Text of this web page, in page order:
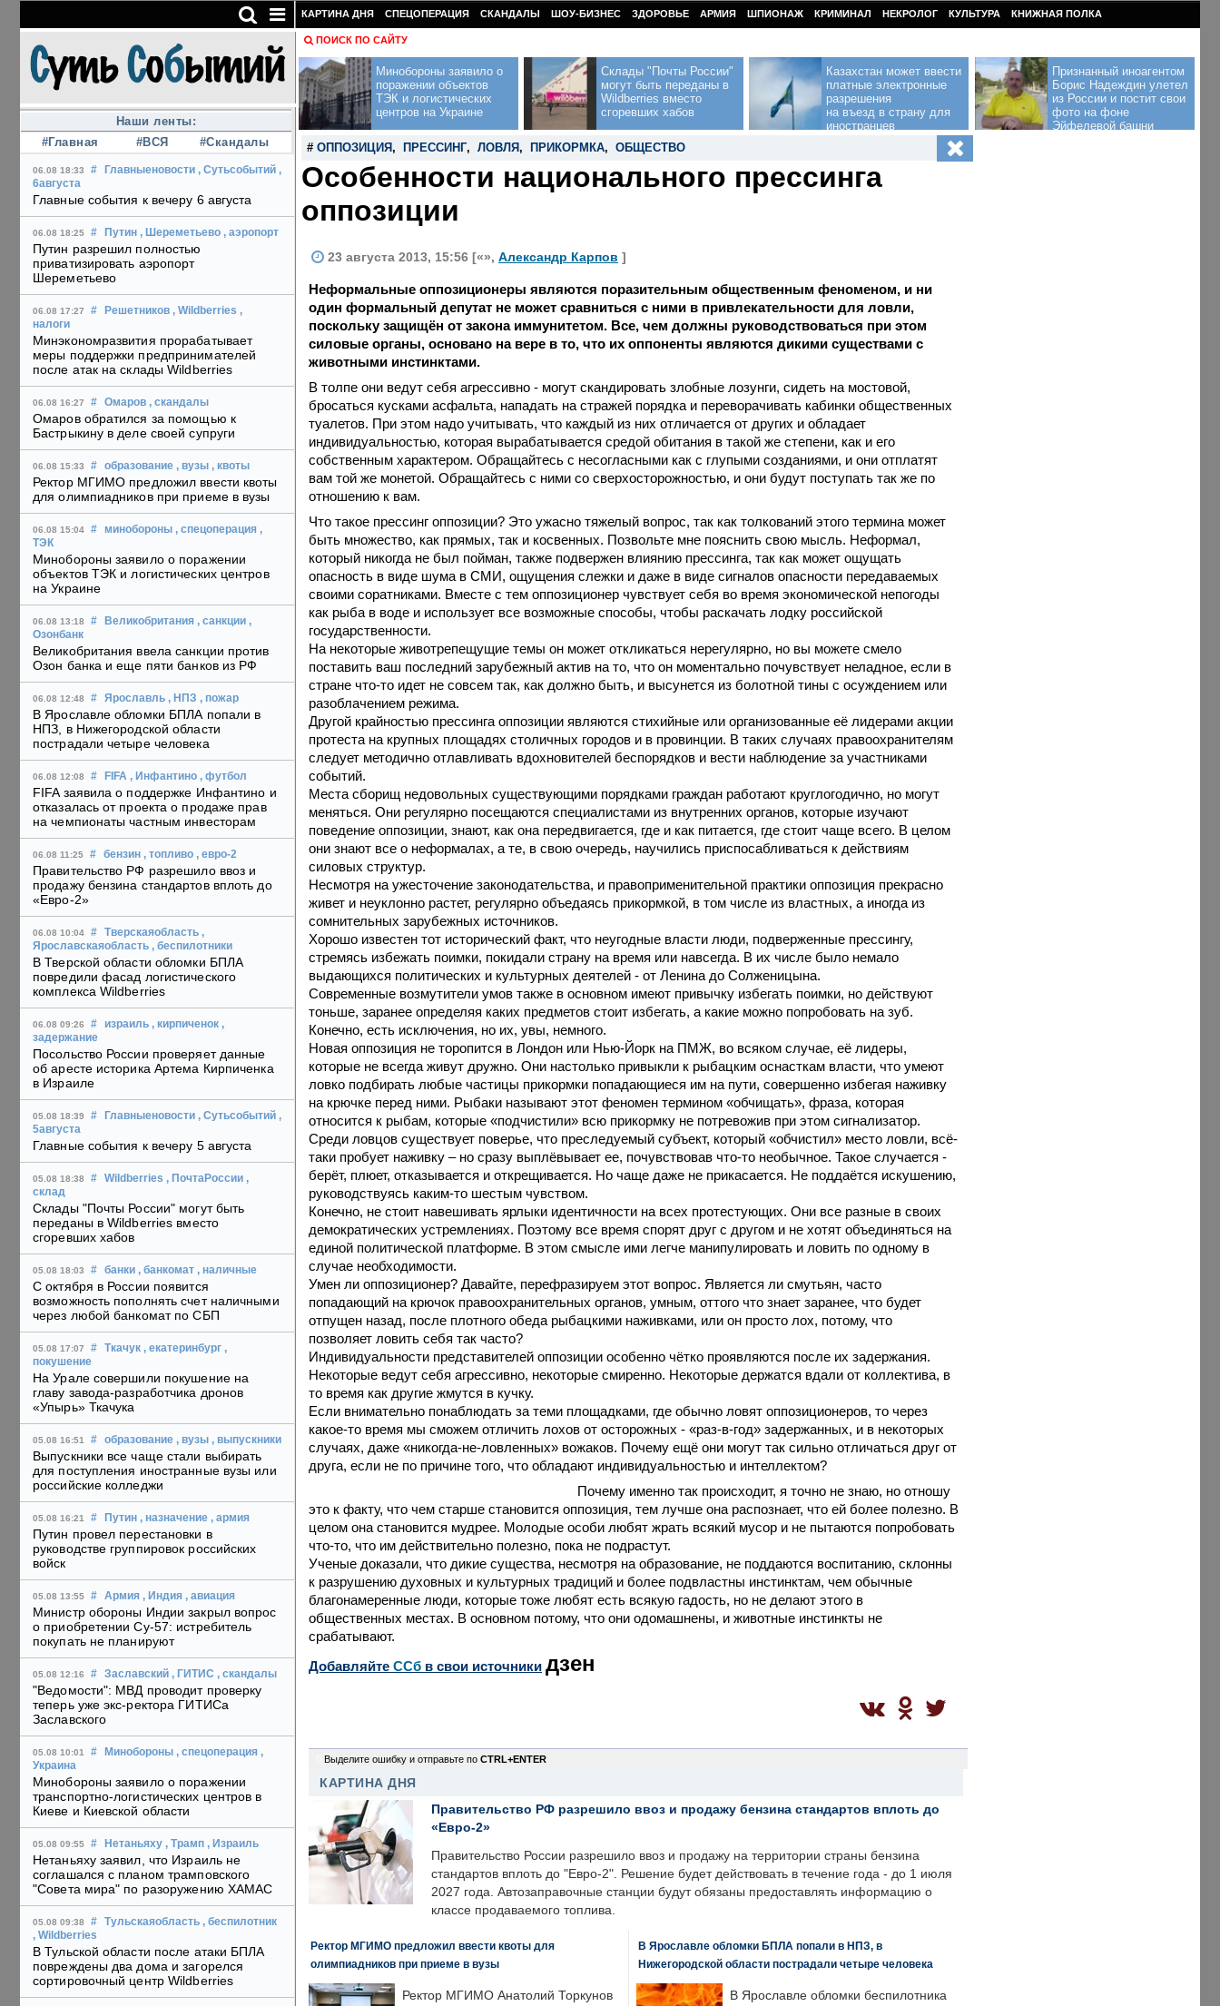
Наши ленты:
#Главная
#ВСЯ #Скандалы
06.08 18:33 # Главныеновости , Сутьсобытий ,
6августа
Главные события к вечеру 6 августа
06.08 18:25 # Путин , Шереметьево , аэропорт
Путин разрешил полностью
приватизировать аэропорт
Шереметьево
06.08 17:27 # Решетников , Wildberries ,
налоги
Минэкономразвития прорабатывает
меры поддержки предпринимателей
после атак на склады Wildberries
06.08 16:27 # Омаров , скандалы
Омаров обратился за помощью к
Бастрыкину в деле своей супруги
06.08 15:33 # образование , вузы , квоты
Ректор МГИМО предложил ввести квоты
для олимпиадников при приеме в вузы
06.08 15:04 # минобороны , спецоперация ,
ТЭК
Минобороны заявило о поражении
объектов ТЭК и логистических центров
на Украине
06.08 13:18 # Великобритания , санкции ,
Озонбанк
Великобритания ввела санкции против
Озон банка и еще пяти банков из РФ
06.08 12:48 # Ярославль , НПЗ , пожар
В Ярославле обломки БПЛА попали в
НПЗ, в Нижегородской области
пострадали четыре человека
06.08 12:08 # FIFA , Инфантино , футбол
FIFA заявила о поддержке Инфантино и
отказалась от проекта о продаже прав
на чемпионаты частным инвесторам
06.08 11:25 # бензин , топливо , евро-2
Правительство РФ разрешило ввоз и
продажу бензина стандартов вплоть до
«Евро-2»
06.08 10:04 # Тверскаяобласть ,
Ярославскаяобласть , беспилотники
В Тверской области обломки БПЛА
повредили фасад логистического
комплекса Wildberries
06.08 09:26 # израиль , кирпиченок ,
задержание
Посольство России проверяет данные
об аресте историка Артема Кирпиченка
в Израиле
05.08 18:39 # Главныеновости , Сутьсобытий ,
5августа
Главные события к вечеру 5 августа
05.08 18:38 # Wildberries , ПочтаРоссии ,
склад
Склады "Почты России" могут быть
переданы в Wildberries вместо
сгоревших хабов
05.08 18:03 # банки , банкомат , наличные
С октября в России появится
возможность пополнять счет наличными
через любой банкомат по СБП
05.08 17:07 # Ткачук , екатеринбург ,
покушение
На Урале совершили покушение на
главу завода-разработчика дронов
«Упырь» Ткачука
05.08 16:51 # образование , вузы , выпускники
Выпускники все чаще стали выбирать
для поступления иностранные вузы или
российские колледжи
05.08 16:21 # Путин , назначение , армия
Путин провел перестановки в
руководстве группировок российских
войск
05.08 13:55 # Армия , Индия , авиация
Министр обороны Индии закрыл вопрос
о приобретении Су-57: истребитель
покупать не планируют
05.08 12:16 # Заславский , ГИТИС , скандалы
"Ведомости": МВД проводит проверку
теперь уже экс-ректора ГИТИСа
Заславского
05.08 10:01 # Минобороны , спецоперация ,
Украина
Минобороны заявило о поражении
транспортно-логистических центров в
Киеве и Киевской области
05.08 09:55 # Нетаньяху , Трамп , Израиль
Нетаньяху заявил, что Израиль не
соглашался с планом трамповского
"Совета мира" по разоружению ХАМАС
05.08 09:38 # Тульскаяобласть , беспилотник
, Wildberries
В Тульской области после атаки БПЛА
повреждены два дома и загорелся
сортировочный центр Wildberries
КАРТИНА ДНЯ СПЕЦОПЕРАЦИЯ СКАНДАЛЫ ШОУ-БИЗНЕС ЗДОРОВЬЕ АРМИЯ ШПИОНАЖ КРИМИНАЛ НЕКРОЛОГ КУЛЬТУРА КНИЖНАЯ ПОЛКА
ПОИСК ПО САЙТУ
Минобороны заявило о
поражении объектов
ТЭК и логистических
центров на Украине
Склады "Почты России"
могут быть переданы в
Wildberries вместо
сгоревших хабов
Казахстан может ввести
платные электронные
разрешения
на въезд в страну для
иностранцев
Признанный иноагентом
Борис Надеждин улетел
из России и постит свои
фото на фоне
Эйфелевой башни
# ОППОЗИЦИЯ , ПРЕССИНГ, ЛОВЛЯ , ПРИКОРМКА, ОБЩЕСТВО
Особенности национального прессинга
оппозиции
23 августа 2013, 15:56 [«», Александр Карпов ]
Неформальные оппозиционеры являются поразительным общественным феноменом, и ни
один формальный депутат не может сравниться с ними в привлекательности для ловли,
поскольку защищён от закона иммунитетом. Все, чем должны руководствоваться при этом
силовые органы, основано на вере в то, что их оппоненты являются дикими существами с
животными инстинктами.
В толпе они ведут себя агрессивно - могут скандировать злобные лозунги, сидеть на мостовой,
бросаться кусками асфальта, нападать на стражей порядка и переворачивать кабинки общественных
туалетов. При этом надо учитывать, что каждый из них отличается от других и обладает
индивидуальностью, которая вырабатывается средой обитания в такой же степени, как и его
собственным характером. Обращайтесь с несогласными как с глупыми созданиями, и они отплатят
вам той же монетой. Обращайтесь с ними со сверхосторожностью, и они будут поступать так же по
отношению к вам.
Что такое прессинг оппозиции? Это ужасно тяжелый вопрос, так как толкований этого термина может
быть множество, как прямых, так и косвенных. Позвольте мне пояснить свою мысль. Неформал,
который никогда не был пойман, также подвержен влиянию прессинга, так как может ощущать
опасность в виде шума в СМИ, ощущения слежки и даже в виде сигналов опасности передаваемых
своими соратниками. Вместе с тем оппозиционер чувствует себя во время экономической непогоды
как рыба в воде и использует все возможные способы, чтобы раскачать лодку российской
государственности.
На некоторые животрепещущие темы он может откликаться нерегулярно, но вы можете смело
поставить ваш последний зарубежный актив на то, что он моментально почувствует неладное, если в
стране что-то идет не совсем так, как должно быть, и высунется из болотной тины с осуждением или
разоблачением режима.
Другой крайностью прессинга оппозиции являются стихийные или организованные её лидерами акции
протеста на крупных площадях столичных городов и в провинции. В таких случаях правоохранителям
следует методично отлавливать вдохновителей беспорядков и вести наблюдение за участниками
событий.
Места сборищ недовольных существующими порядками граждан работают круглогодично, но могут
меняться. Они регулярно посещаются специалистами из внутренних органов, которые изучают
поведение оппозиции, знают, как она передвигается, где и как питается, где стоит чаще всего. В целом
они знают все о неформалах, а те, в свою очередь, научились приспосабливаться к действиям
силовых структур.
Несмотря на ужесточение законодательства, и правоприменительной практики оппозиция прекрасно
живет и неуклонно растет, регулярно объедаясь прикормкой, в том числе из властных, а иногда из
сомнительных зарубежных источников.
Хорошо известен тот исторический факт, что неугодные власти люди, подверженные прессингу,
стремясь избежать поимки, покидали страну на время или навсегда. В их числе было немало
выдающихся политических и культурных деятелей - от Ленина до Солженицына.
Современные возмутители умов также в основном имеют привычку избегать поимки, но действуют
тоньше, заранее определяя каких предметов стоит избегать, а какие можно попробовать на зуб.
Конечно, есть исключения, но их, увы, немного.
Новая оппозиция не торопится в Лондон или Нью-Йорк на ПМЖ, во всяком случае, её лидеры,
которые не всегда живут дружно. Они настолько привыкли к рыбацким оснасткам власти, что умеют
ловко подбирать любые частицы прикормки попадающиеся им на пути, совершенно избегая наживку
на крючке перед ними. Рыбаки называют этот феномен термином «обчищать», фраза, которая
относится к рыбам, которые «подчистили» всю прикормку не потревожив при этом сигнализатор.
Среди ловцов существует поверье, что преследуемый субъект, который «обчистил» место ловли, всё-
таки пробует наживку – но сразу выплёвывает ее, почувствовав что-то необычное. Такое случается -
берёт, плюет, отказывается и открещивается. Но чаще даже не прикасается. Не поддаётся искушению,
руководствуясь каким-то шестым чувством.
Конечно, не стоит навешивать ярлыки идентичности на всех протестующих. Они все разные в своих
демократических устремлениях. Поэтому все время спорят друг с другом и не хотят объединяться на
единой политической платформе. В этом смысле ими легче манипулировать и ловить по одному в
случае необходимости.
Умен ли оппозиционер? Давайте, перефразируем этот вопрос. Является ли смутьян, часто
попадающий на крючок правоохранительных органов, умным, оттого что знает заранее, что будет
отпущен назад, после плотного обеда рыбацкими наживками, или он просто лох, потому, что
позволяет ловить себя так часто?
Индивидуальности представителей оппозиции особенно чётко проявляются после их задержания.
Некоторые ведут себя агрессивно, некоторые смиренно. Некоторые держатся вдали от коллектива, в
то время как другие жмутся в кучку.
Если внимательно понаблюдать за теми площадками, где обычно ловят оппозиционеров, то через
какое-то время мы сможем отличить лохов от осторожных - «раз-в-год» задержанных, и в некоторых
случаях, даже «никогда-не-ловленных» вожаков. Почему ещё они могут так сильно отличаться друг от
друга, если не по причине того, что обладают индивидуальностью и интеллектом?
Почему именно так происходит, я точно не знаю, но отношу
это к факту, что чем старше становится оппозиция, тем лучше она распознает, что ей более полезно. В
целом она становится мудрее. Молодые особи любят жрать всякий мусор и не пытаются попробовать
что-то, что им действительно полезно, пока не подрастут.
Ученые доказали, что дикие существа, несмотря на образование, не поддаются воспитанию, склонны
к разрушению духовных и культурных традиций и более подвластны инстинктам, чем обычные
благонамеренные люди, которые тоже любят есть всякую гадость, но не делают этого в
общественных местах. В основном потому, что они одомашнены, и животные инстинкты не
срабатывают.
Добавляйте CСб в свои источники дзен
Выделите ошибку и отправьте по CTRL+ENTER
КАРТИНА ДНЯ
Правительство РФ разрешило ввоз и продажу бензина стандартов вплоть до
«Евро-2»
Правительство России разрешило ввоз и продажу на территории страны бензина
стандартов вплоть до "Евро-2". Решение будет действовать в течение года - до 1 июля
2027 года. Автозаправочные станции будут обязаны предоставлять информацию о
классе продаваемого топлива.
Ректор МГИМО предложил ввести квоты для
олимпиадников при приеме в вузы
Ректор МГИМО Анатолий Торкунов
В Ярославле обломки БПЛА попали в НПЗ, в
Нижегородской области пострадали четыре человека
В Ярославле обломки беспилотника